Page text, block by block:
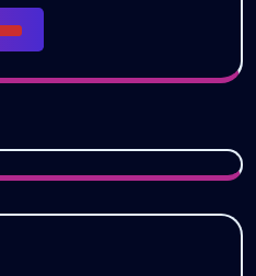
DESCARGAR
PACK